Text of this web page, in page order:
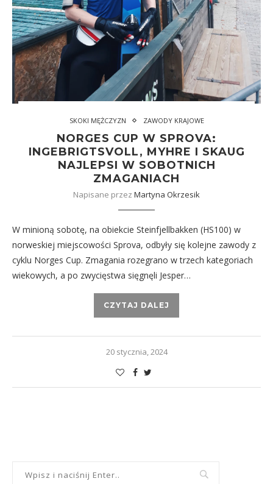
SKOKI MĘŻCZYZN ZAWODY KRAJOWE
NORGES CUP W SPROVA:
INGEBRIGTSVOLL, MYHRE I SKAUG
NAJLEPSI W SOBOTNICH
ZMAGANIACH
Napisane przez Martyna Okrzesik
W minioną sobotę, na obiekcie Steinfjellbakken (HS100) w
norweskiej miejscowości Sprova, odbyły się kolejne zawody z
cyklu Norges Cup. Zmagania rozegrano w trzech kategoriach
wiekowych, a po zwycięstwa sięgnęli Jesper…
CZYTAJ DALEJ
20 stycznia, 2024